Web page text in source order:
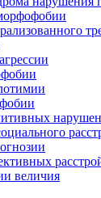
величия